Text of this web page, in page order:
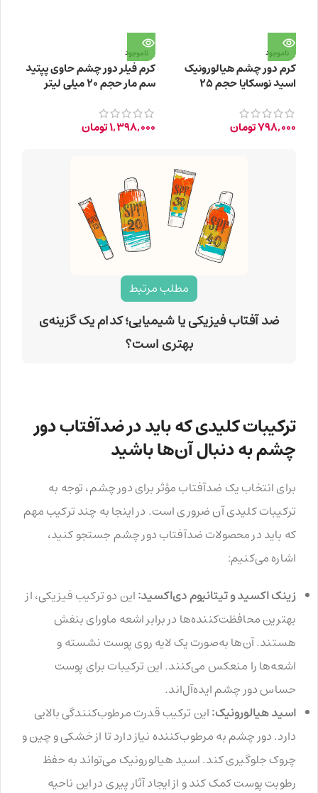
ناموجود
کرم دور چشم هیالورونیک
اسید نوسکایا حجم 25
798,000تومان
ناموجود
کرم فیلر دور چشم حاوی پپتید
سم مار حجم ۲۰ میلی لیتر
1,398,000تومان
مطلب مرتبط
ضد آفتاب فیزیکی یا شیمیایی؛ کدام یک گزینه‌ی
بهتری است؟
ترکیبات کلیدی که باید در ضدآفتاب دور
چشم به دنبال آن‌ها باشید
برای انتخاب یک ضدآفتاب مؤثر برای دور چشم، توجه به
ترکیبات کلیدی آن ضروری است. در اینجا به چند ترکیب مهم
که باید در محصولات ضدآفتاب دور چشم جستجو کنید،
اشاره می‌کنیم:
زینک اکسید و تیتانیوم دی‌اکسید:این دو ترکیب فیزیکی، از
بهترین محافظت‌کننده‌ها در برابر اشعه ماورای بنفش
هستند. آن‌ها به‌صورت یک لایه روی پوست نشسته و
اشعه‌ها را منعکس می‌کنند. این ترکیبات برای پوست
حساس دور چشم ایده‌آل‌اند.
اسید هیالورونیک:این ترکیب قدرت مرطوب‌کنندگی بالایی
دارد. دور چشم به مرطوب‌کننده نیاز دارد تا از خشکی و چین و
چروک جلوگیری کند. اسید هیالورونیک می‌تواند به حفظ
رطوبت پوست کمک کند و از ایجاد آثار پیری در این ناحیه